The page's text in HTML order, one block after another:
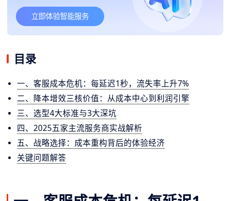
立即体验智能服务
目录
一、客服成本危机：每延迟1秒，流失率上升7%
二、降本增效三核价值：从成本中心到利润引擎
三、选型4大标准与3大深坑
四、2025五家主流服务商实战解析
五、战略选择：成本重构背后的体验经济
关键问题解答